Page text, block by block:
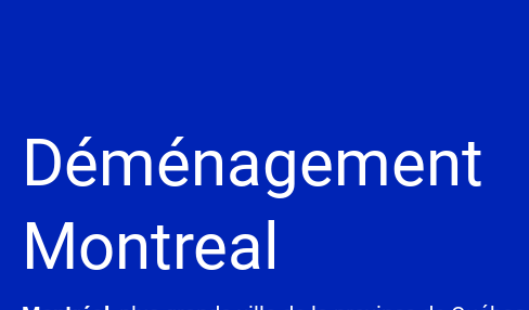
Déménagement
Montreal